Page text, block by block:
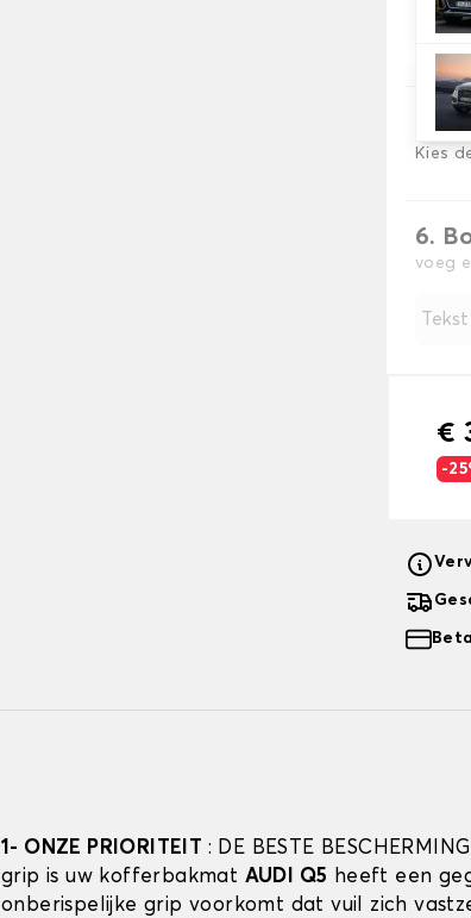
4.
5.
Kies
6.
voeg
€
-
1- ONZE PRIORITEIT : DE BESTE
grip is uw kofferbakmat AUDI Q5 heeft een
onberispelijke grip voorkomt dat vuil zich